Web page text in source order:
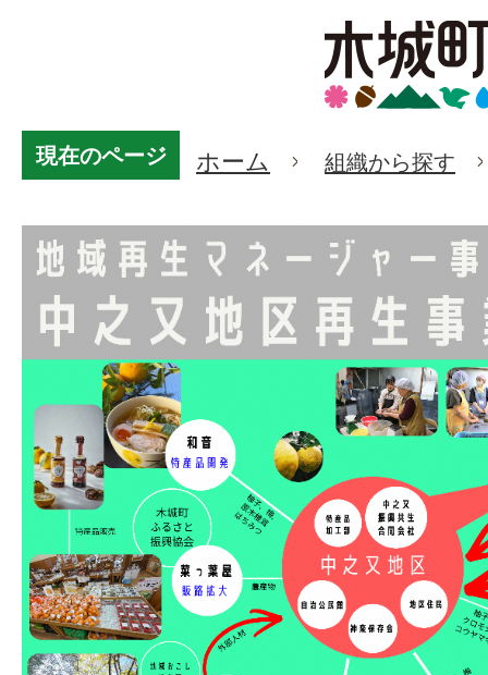
現在のページ ホーム 組織から探す